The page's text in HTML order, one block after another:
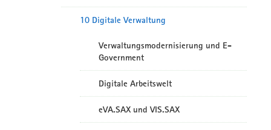
10 Digitale Verwaltung
Verwaltungsmodernisierung und E-
Government
Digitale Arbeitswelt
eVA.SAX und VIS.SAX